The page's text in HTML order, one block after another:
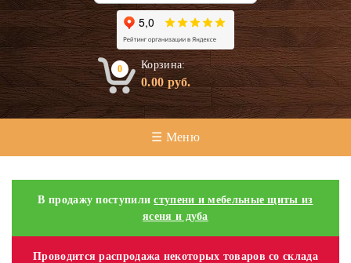
0 Корзина:
0.00руб.
☰ Меню
В продажу поступилиступени и мебельные щиты из
ясеня и дуба
Проводится распродажа некоторых товаров со склада